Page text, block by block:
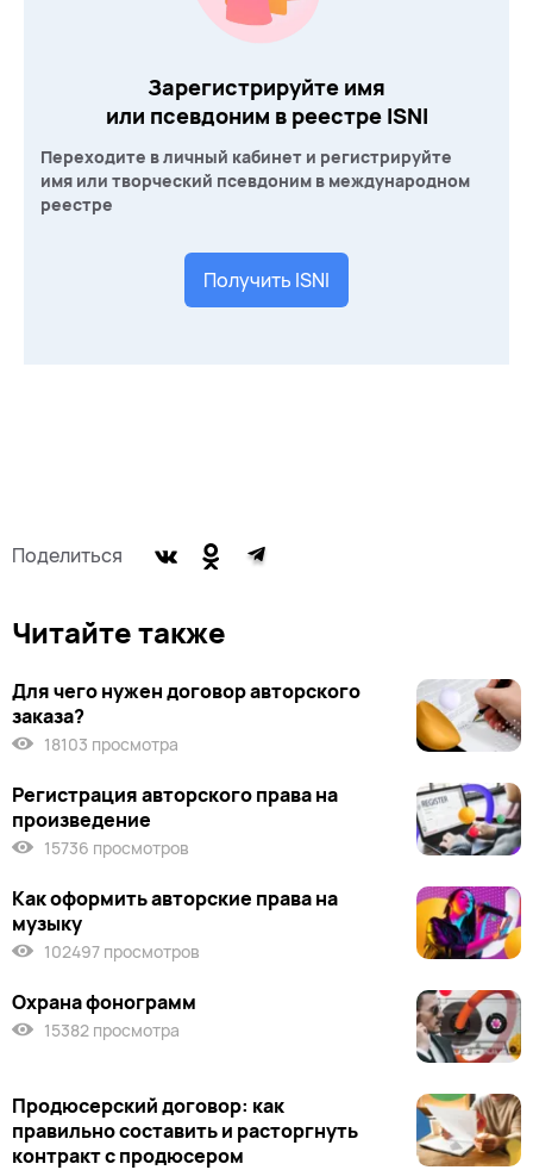
Зарегистрируйте имя
или псевдоним в реестре ISNI
Переходите в личный кабинет и регистрируйте
имя или творческий псевдоним в международном
реестре
Получить ISNI
Поделиться
Читайте также
Для чего нужен договор авторского
заказа?
18103 просмотра
Регистрация авторского права на
произведение
15736 просмотров
Как оформить авторские права на
музыку
102497 просмотров
Охрана фонограмм
15382 просмотра
Продюсерский договор: как
правильно составить и расторгнуть
контракт с продюсером